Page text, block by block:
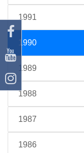
1991
1990
1989
1988
1987
1986